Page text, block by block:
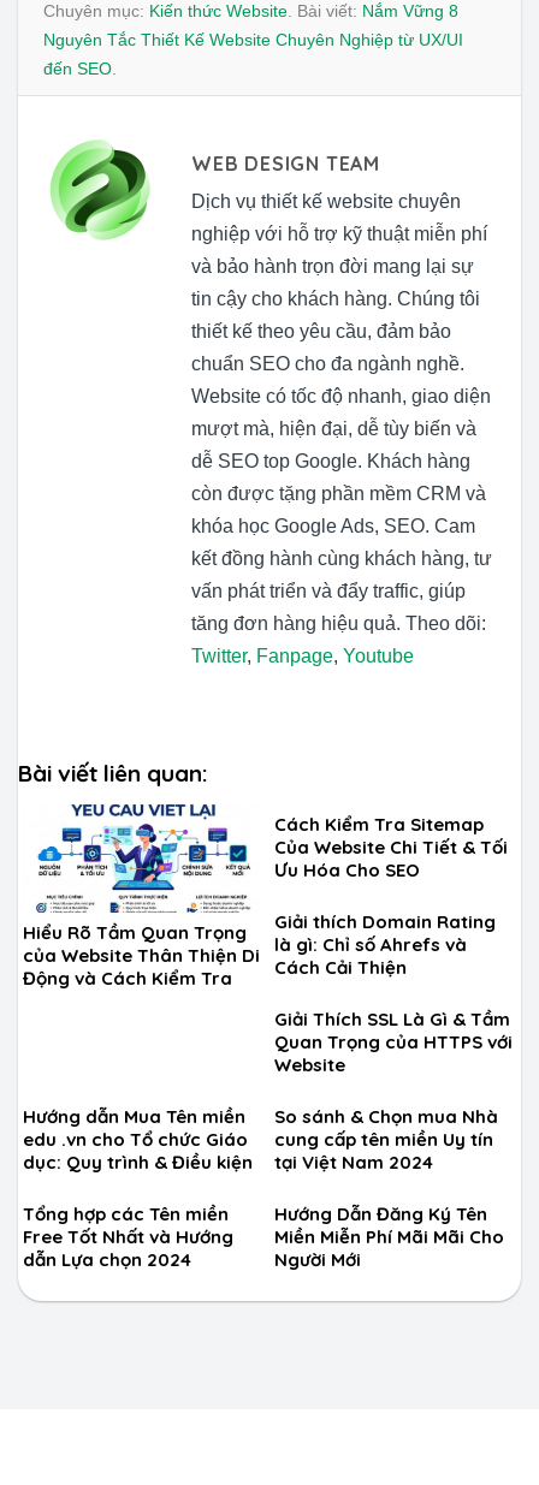
Chuyên mục: Kiến thức Website. Bài viết: Nắm Vững 8
Nguyên Tắc Thiết Kế Website Chuyên Nghiệp từ UX/UI
đến SEO.
WEB DESIGN TEAM
Dịch vụ thiết kế website chuyên
nghiệp với hỗ trợ kỹ thuật miễn phí
và bảo hành trọn đời mang lại sự
tin cậy cho khách hàng. Chúng tôi
thiết kế theo yêu cầu, đảm bảo
chuẩn SEO cho đa ngành nghề.
Website có tốc độ nhanh, giao diện
mượt mà, hiện đại, dễ tùy biến và
dễ SEO top Google. Khách hàng
còn được tặng phần mềm CRM và
khóa học Google Ads, SEO. Cam
kết đồng hành cùng khách hàng, tư
vấn phát triển và đẩy traffic, giúp
tăng đơn hàng hiệu quả. Theo dõi:
Twitter, Fanpage, Youtube
Bài viết liên quan:
Hiểu Rõ Tầm Quan Trọng
của Website Thân Thiện Di
Động và Cách Kiểm Tra
Cách Kiểm Tra Sitemap
Của Website Chi Tiết & Tối
Ưu Hóa Cho SEO
Giải thích Domain Rating
là gì: Chỉ số Ahrefs và
Cách Cải Thiện
Giải Thích SSL Là Gì & Tầm
Quan Trọng của HTTPS với
Website
Hướng dẫn Mua Tên miền
edu .vn cho Tổ chức Giáo
dục: Quy trình & Điều kiện
So sánh & Chọn mua Nhà
cung cấp tên miền Uy tín
tại Việt Nam 2024
Tổng hợp các Tên miền
Free Tốt Nhất và Hướng
dẫn Lựa chọn 2024
Hướng Dẫn Đăng Ký Tên
Miền Miễn Phí Mãi Mãi Cho
Người Mới